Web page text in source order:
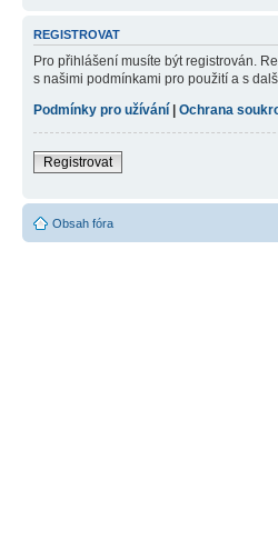
REGISTROVAT
Pro přihlášení musíte být registrován.
s našimi podmínkami pro použití a s
Podmínky pro užívání | Ochrana
Registrovat
Obsah fóra